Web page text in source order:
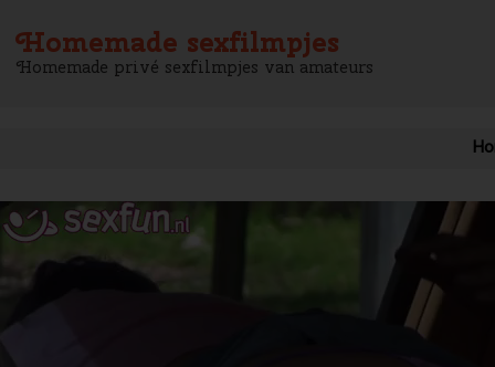
Homemade sexfilmpjes
Homemade privé sexfilmpjes van amateurs